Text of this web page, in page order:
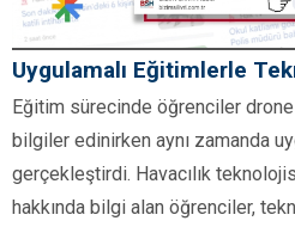
Uygulamalı Eğitimlerle
Eğitim sürecinde öğrenciler
bilgiler edinirken aynı zamanda
gerçekleştirdi. Havacılık
hakkında bilgi alan öğrenciler,